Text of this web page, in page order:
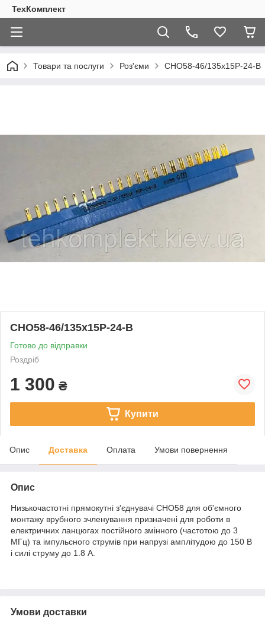
ТехКомплект
Товари та послуги Роз'єми СНО58-46/135х15Р-24-В
СНО58-46/135х15Р-24-В
Готово до відправки
Роздріб
1 300 ₴
Купити
Опис Доставка Оплата Умови повернення
Опис
Низькочастотні прямокутні з'єднувачі СНО58 для об'ємного
монтажу врубного зчленування призначені для роботи в
електричних ланцюгах постійного змінного (частотою до 3
МГц) та імпульсного струмів при напрузі амплітудою до 150 В
і силі струму до 1.8 А.
Умови доставки